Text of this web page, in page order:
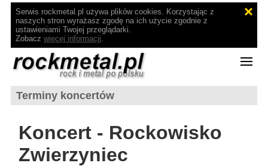
Serwis rockmetal.pl używa plików cookies. Korzystając z
naszych stron wyrażasz zgodę na ich użycie zgodnie z
ustawieniami Twojej przeglądarki.
Zobacz więcej informacji.
Terminy koncertów
Koncert - Rockowisko
Zwierzyniec